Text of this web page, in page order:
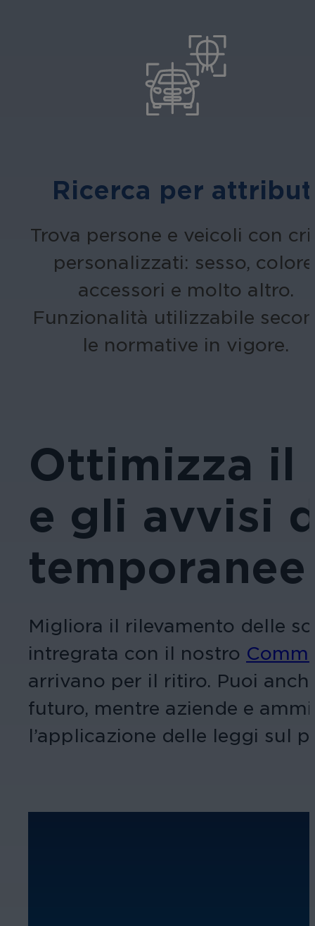
Ricerca per
Trova persone e veicoli con
personalizzati: sesso,
accessori e molto altro.
Funzionalità utilizzabile
le normative in vigore.
Ottimizza il
e gli avvisi
temporanee
Migliora il rilevamento delle
intregrata con il nostro
arrivano per il ritiro. Puoi
futuro, mentre aziende e
l’applicazione delle leggi sul